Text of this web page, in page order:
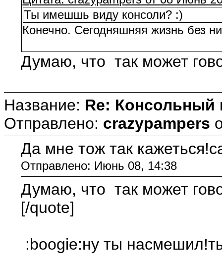
Ты имешшь виду консоли? :)
Конечно. Сегодняшняя жизнь без
Думаю, что так может
Название: Re: Консольный
Отправлено: crazypampers
Да мне тож так
Отправлено: Июнь 08, 14:38
Думаю, что так может
[/quote]
:boogie:ну ты